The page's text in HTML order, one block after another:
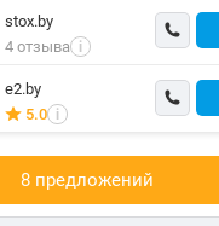
stox.by
4 отзыва i
e2.by
5.0 i
8 предложений